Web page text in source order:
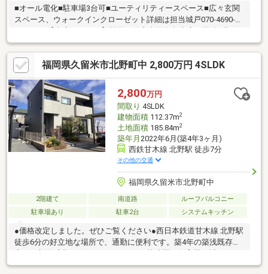
■オール電化■駐車場3台可■ユーティリティースペース■広々玄関
スペース、ウォークインクローゼット詳細は担当城戸070-4690-
沿いで吉野家牛丼さんと同じ敷地内に店舗がございます。店舗に
は駐車場もございますのでお車でお越しの際ご利用ください。キ
ッズスペースもございますのでお子様とご一緒に安心してご来店
ください。心よりお待ちしております。
福岡県久留米市北野町中 2,800万円 4SLDK
2,800万円
間取り 4SLDK
建物面積112.37m2
土地面積185.84m2
築年月 2022年6月(築4年3ヶ月)
西鉄甘木線 北野駅 徒歩7分
その他の交通
福岡県久留米市北野町中
2階建て 南道路
ルーフバルコニー
駐車場あり
駐車2台 システムキッチン
●価格改定しました。ぜひご覧ください●西日本鉄道甘木線 北野駅
徒歩6分の好立地な場所で、通勤に便利です。築4年の築浅既存住
宅で、新築感覚でお住まい頂けます。幼稚園・保育園は近いの
で、送り迎えが楽です。小学校はかなり近く・中学校も徒歩圏内